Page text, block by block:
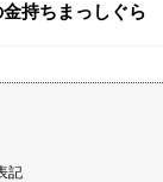
持ちまっしぐら
記